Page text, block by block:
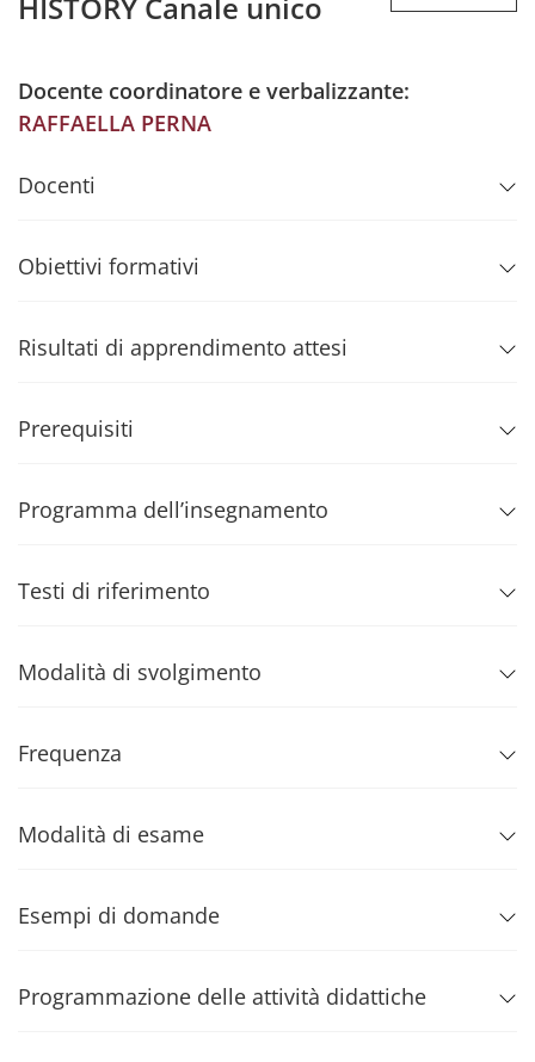
Docente coordinatore e verbalizzante:
RAFFAELLA PERNA
Docenti
Obiettivi formativi
Risultati di apprendimento attesi
Prerequisiti
Programma dell’insegnamento
Testi di riferimento
Modalità di svolgimento
Frequenza
Modalità di esame
Esempi di domande
Programmazione delle attività didattiche